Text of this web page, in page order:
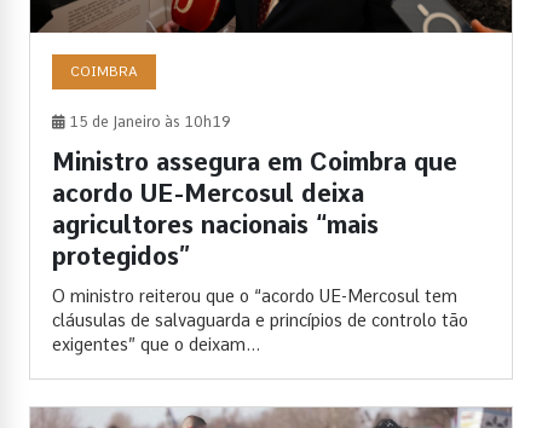
COIMBRA
15 de Janeiro às 10h19
Ministro assegura em Coimbra que
acordo UE-Mercosul deixa
agricultores nacionais “mais
protegidos”
O ministro reiterou que o “acordo UE-Mercosul tem
cláusulas de salvaguarda e princípios de controlo tão
exigentes” que o deixam...